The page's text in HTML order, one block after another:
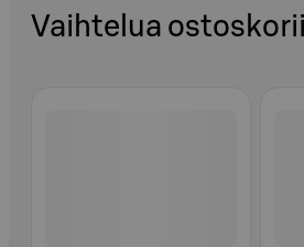
Vaihtelua